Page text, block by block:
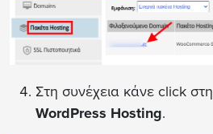
Στη συνέχεια κάνε click στη
WordPress Hosting.